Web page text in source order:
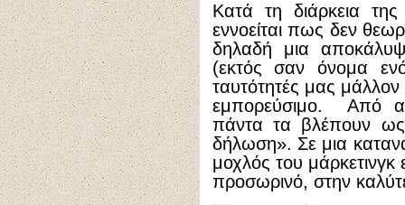
Κατά τη διάρκεια
εννοείται πως δεν
δηλαδή μια
(εκτός σαν όνομα
ταυτότητές μας
εμπορεύσιμο. Από
πάντα τα βλέπουν
δήλωση». Σε μια
μοχλός του μάρκετινγκ
προσωρινό, στην